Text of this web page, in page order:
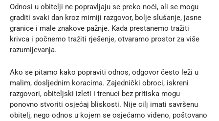
Odnosi u obitelji ne popravljaju se preko noći, ali se mogu
graditi svaki dan kroz mirniji razgovor, bolje slušanje, jasne
granice i male znakove pažnje. Kada prestanemo tražiti
krivca i počnemo tražiti rješenje, otvaramo prostor za više
razumijevanja.
Ako se pitamo kako popraviti odnos, odgovor često leži u
malim, dosljednim koracima. Zajednički obroci, iskreni
razgovori, obiteljski izleti i trenuci bez pritiska mogu
ponovno stvoriti osjećaj bliskosti. Nije cilj imati savršenu
obitelj, nego odnos u kojem se osjećamo viđeno, poštovano